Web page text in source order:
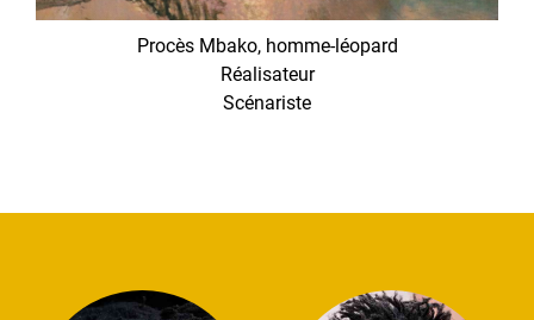
Procès Mbako, homme-léopard
Réalisateur
Scénariste